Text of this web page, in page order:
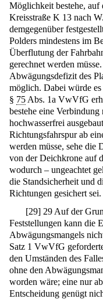
Möglichkeit bestehe, auf
Kreisstraße K 13 nach
demgegenüber
Polders mindestens im
Überflutung der
gerechnet werden
Abwägungsdefizit des
möglich. Dabei würde
§ 75 Abs. 1a VwVfG
bestehe eine
hochwasserfrei
Richtungsfahrspur ab
werden müsse, sehe die
von der Deichkrone auf
wodurch – ungeachtet
die Standsicherheit und
Richtungen gesichert sei.
[29] 29 Auf der
Feststellungen kann die
Abwägungsmangels
Satz 1 VwVfG
den Umständen des
ohne den
worden wäre; eine nur
Entscheidung genügt